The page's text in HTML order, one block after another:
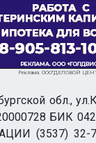
Реклама. ООО"ДЕЛОВОЙ
обл.,
БИК
(3537) 32-